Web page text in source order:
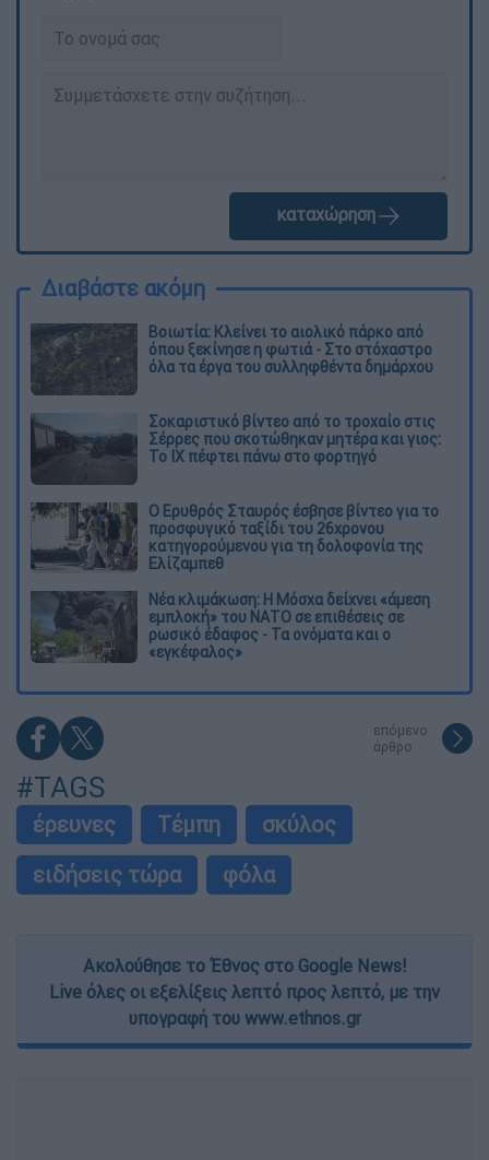
καταχώρηση
Διαβάστε ακόμη
Βοιωτία: Κλείνει το αιολικό πάρκο από
όπου ξεκίνησε η φωτιά - Στο στόχαστρο
όλα τα έργα του συλληφθέντα δημάρχου
Σοκαριστικό βίντεο από το τροχαίο στις
Σέρρες που σκοτώθηκαν μητέρα και γιος:
Το ΙΧ πέφτει πάνω στο φορτηγό
Ο Ερυθρός Σταυρός έσβησε βίντεο για το
προσφυγικό ταξίδι του 26χρονου
κατηγορούμενου για τη δολοφονία της
Ελίζαμπεθ
Νέα κλιμάκωση: Η Μόσχα δείχνει «άμεση
εμπλοκή» του ΝΑΤΟ σε επιθέσεις σε
ρωσικό έδαφος - Τα ονόματα και ο
«εγκέφαλος»
επόμενο
άρθρο
#TAGS
έρευνες Τέμπη
σκύλος
ειδήσεις τώρα
φόλα
Ακολούθησε το Έθνος στο Google News!
Live όλες οι εξελίξεις λεπτό προς λεπτό, με την
υπογραφή του www.ethnos.gr